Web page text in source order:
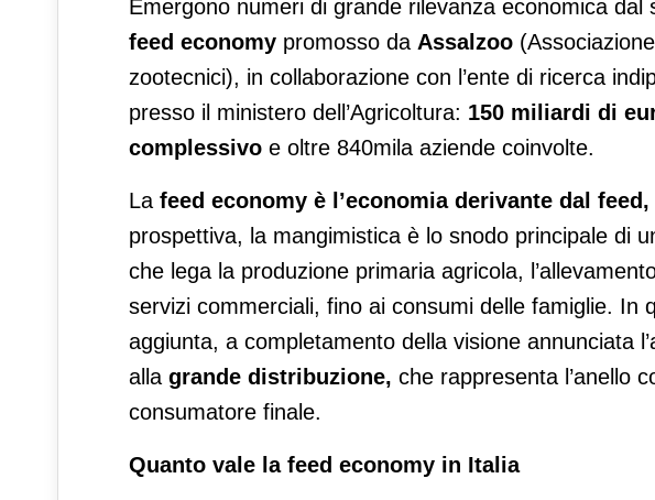
Emergono numeri di grande rilevanza economica dal
feed economy promosso da Assalzoo
zootecnici), in collaborazione con l’ente di ricerca
presso il ministero dell’Agricoltura: 150 miliardi di
complessivo e oltre 840mila aziende coinvolte.
La feed economy è l’economia derivante dal
prospettiva, la mangimistica è lo snodo principale di
che lega la produzione primaria agricola,
servizi commerciali, fino ai consumi delle famiglie. In
aggiunta, a completamento della visione annunciata
alla grande distribuzione, che rappresenta l’anello
consumatore finale.
Quanto vale la feed economy in Italia